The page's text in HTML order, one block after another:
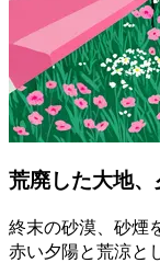
荒廃した大地
終末の砂漠、砂煙
赤い夕陽と荒涼と